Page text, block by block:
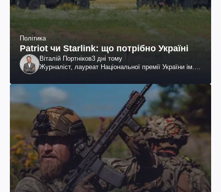
Політика
Patriot чи Starlink: що потрібно Україні
Віталій Портніков3 дні тому
Журналіст, лауреат Національної премії України ім.